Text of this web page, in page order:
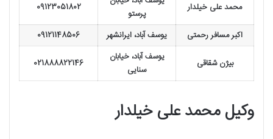
محمد علی خیلدار
پرستو
09123051802
اکبر مسافر رحمتی یوسف آباد، ایرانشهر 09121148506
بیژن شقاقی
یوسف آباد، خیابان
سنایی
021888822146
وکیل محمد علی خیلدار